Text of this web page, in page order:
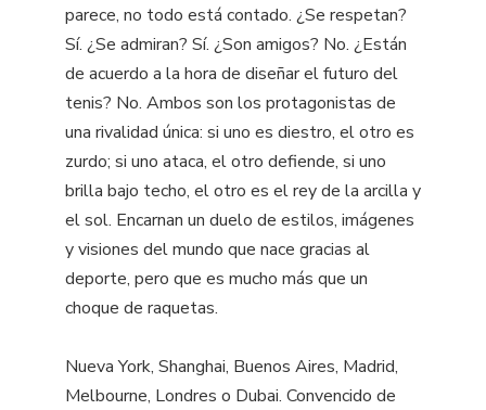
parece, no todo está contado. ¿Se respetan?
Sí. ¿Se admiran? Sí. ¿Son amigos? No. ¿Están
de acuerdo a la hora de diseñar el futuro del
tenis? No. Ambos son los protagonistas de
una rivalidad única: si uno es diestro, el otro es
zurdo; si uno ataca, el otro defiende, si uno
brilla bajo techo, el otro es el rey de la arcilla y
el sol. Encarnan un duelo de estilos, imágenes
y visiones del mundo que nace gracias al
deporte, pero que es mucho más que un
choque de raquetas.
Nueva York, Shanghai, Buenos Aires, Madrid,
Melbourne, Londres o Dubai. Convencido de